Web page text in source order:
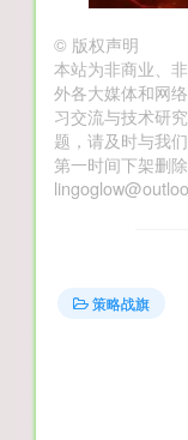
© 版权声明
本站为非商业、
外各大媒体和网
习交流与技术研
题，请及时与我
第一时间下架删
策略战旗